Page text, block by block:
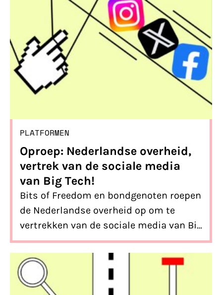
PLATFORMEN
Oproep: Nederlandse overheid,
vertrek van de sociale media
van Big Tech!
Bits of Freedom en bondgenoten roepen
de Nederlandse overheid op om te
vertrekken van de sociale media van Big
Tech